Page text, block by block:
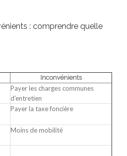
: comprendre quelle
Inconvénients
Payer les charges communes
d’entretien
Payer la taxe foncière
Moins de mobilité